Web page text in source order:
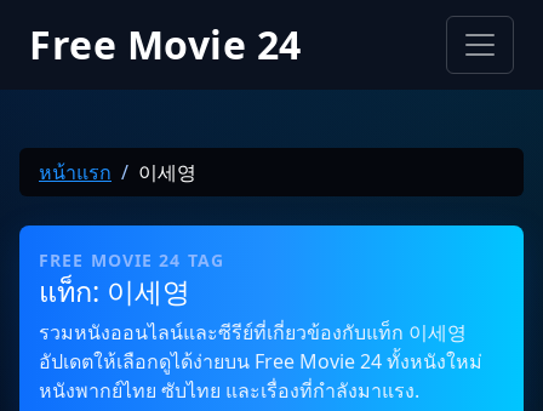
Free Movie 24
หน้าแรก 이세영
FREE MOVIE 24 TAG
แท็ก: 이세영
รวมหนังออนไลน์และซีรีย์ที่เกี่ยวข้องกับแท็ก 이세영
อัปเดตให้เลือกดูได้ง่ายบน Free Movie 24 ทั้งหนังใหม่
หนังพากย์ไทย ซับไทย และเรื่องที่กำลังมาแรง.